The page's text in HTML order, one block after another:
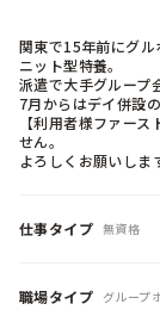
関東で15年前にグ
ニット型特養。
派遣で大手グループ
7月からはデイ併設
【利用者様ファー
せん。
よろしくお願いし
仕事タイプ 無資格
職場タイプ グループ